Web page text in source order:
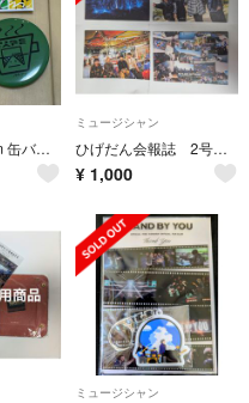
Official髭男dism 缶バッチ
ミュージシャン
ひげだん会報誌 2号〜5号
¥ 1,000
ミュージシャン